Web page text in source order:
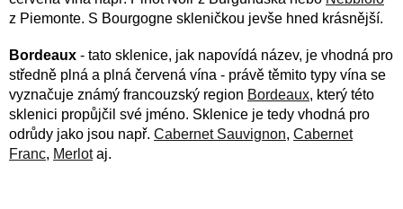
z Piemonte. S Bourgogne skleničkou jevše hned krásnější.
Bordeaux - tato sklenice, jak napovídá název, je vhodná pro
středně plná a plná červená vína - právě těmito typy vína se
vyznačuje známý francouzský region Bordeaux, který této
sklenici propůjčil své jméno. Sklenice je tedy vhodná pro
odrůdy jako jsou např. Cabernet Sauvignon, Cabernet
Franc, Merlotaj.